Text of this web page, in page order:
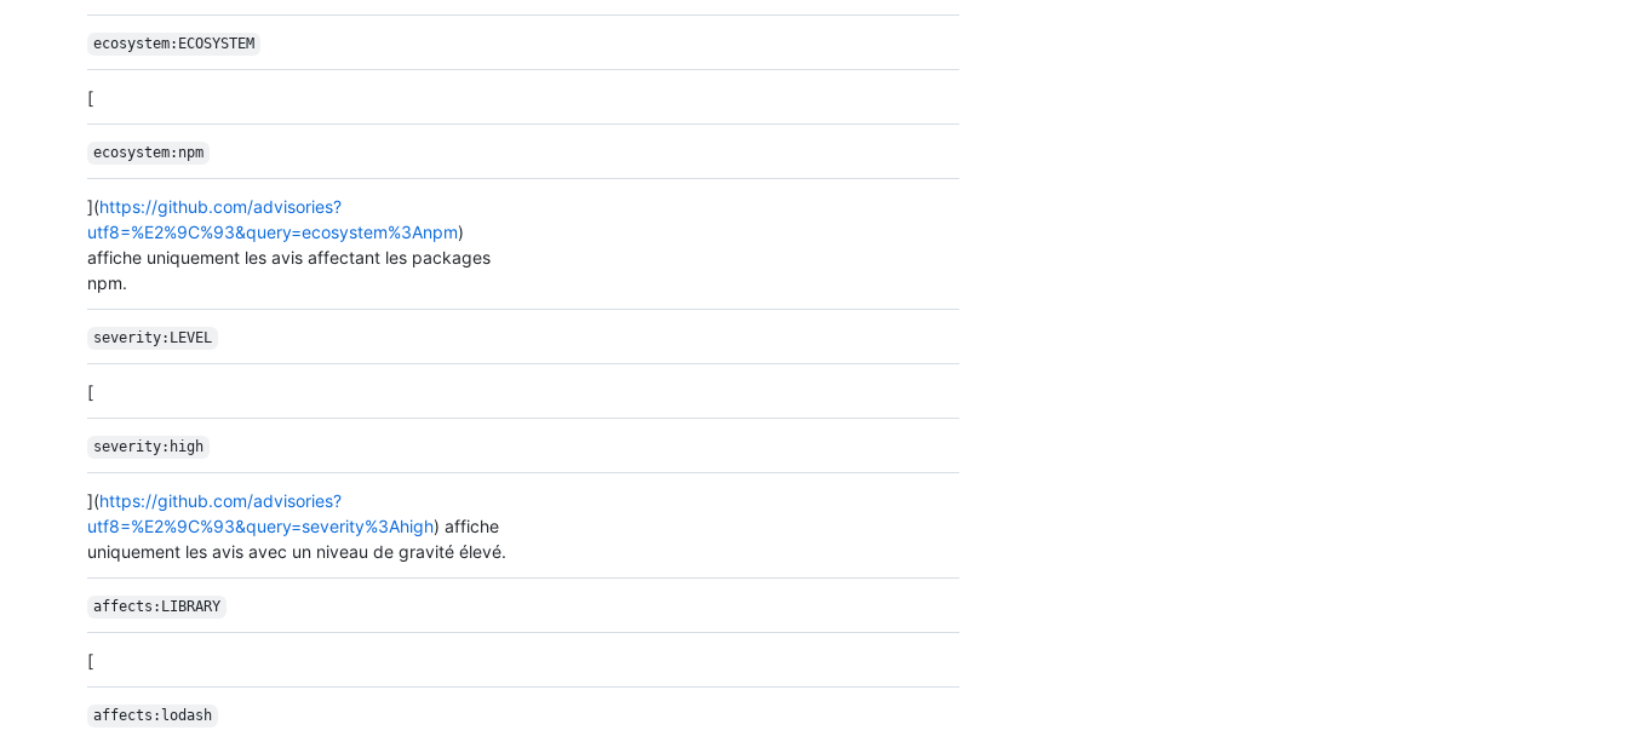
ecosystem:ECOSYSTEM
[
ecosystem:npm
](https://github.com/advisories?
utf8=%E2%9C%93&query=ecosystem%3Anpm)
affiche uniquement les avis affectant les packages
npm.
severity:LEVEL
[
severity:high
](https://github.com/advisories?
utf8=%E2%9C%93&query=severity%3Ahigh) affiche
uniquement les avis avec un niveau de gravité élevé.
affects:LIBRARY
[
affects:lodash